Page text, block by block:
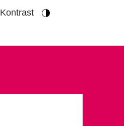
Kontrast